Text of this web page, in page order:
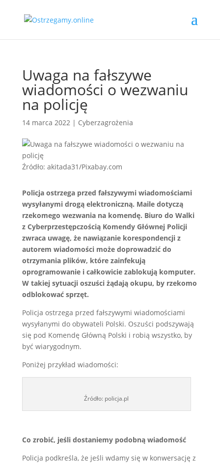
Uwaga na fałszywe
wiadomości o wezwaniu
na policję
14 marca 2022| Cyberzagrożenia
Źródło: akitada31/Pixabay.com
Policja ostrzega przed fałszywymi wiadomościami
wysyłanymi drogą elektroniczną. Maile dotyczą
rzekomego wezwania na komendę. Biuro do Walki
z Cyberprzestępczością Komendy Głównej Policji
zwraca uwagę, że nawiązanie korespondencji z
autorem wiadomości może doprowadzić do
otrzymania plików, które zainfekują
oprogramowanie i całkowicie zablokują komputer.
W takiej sytuacji oszuści żądają okupu, by rzekomo
odblokować sprzęt.
Policja ostrzega przed fałszywymi wiadomościami
wysyłanymi do obywateli Polski. Oszuści podszywają
się pod Komendę Główną Polski i robią wszystko, by
być wiarygodnym.
Poniżej przykład wiadomości:
Źródło: policja.pl
Co zrobić, jeśli dostaniemy podobną wiadomość
Policja podkreśla, że jeśli wdamy się w konwersację z